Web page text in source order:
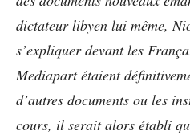
dictateur libyen lui même,
s’expliquer devant les
Mediapart étaient
d’autres documents ou les
cours, il serait alors établi